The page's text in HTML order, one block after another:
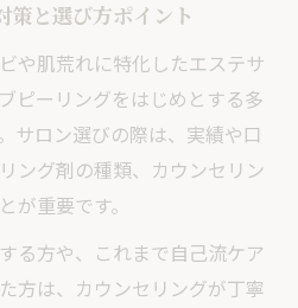
策と選び方ポイント
や肌荒れに特化したエステサ
ピーリングをはじめとする多
サロン選びの際は、実績や口
ング剤の種類、カウンセリン
が重要です。
る方や、これまで自己流ケア
方は、カウンセリングが丁寧